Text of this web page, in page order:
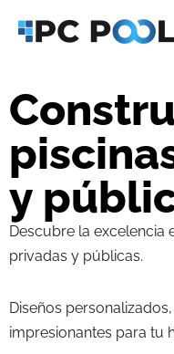
contenido
y
Descubre la excelencia
privadas y públicas.
Diseños
impresionantes para tu